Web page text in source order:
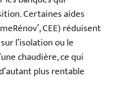
Certaines aides
CEE) réduisent
l’isolation ou le
chaudière, ce qui
plus rentable